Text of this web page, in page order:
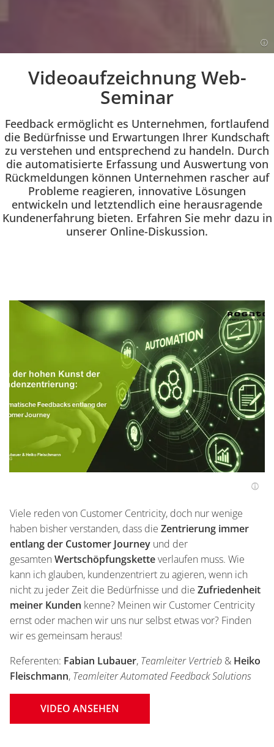
Einleitung
Videoaufzeichnung Web-
Seminar
Feedback ermöglicht es Unternehmen, fortlaufend
die Bedürfnisse und Erwartungen Ihrer Kundschaft
zu verstehen und entsprechend zu handeln. Durch
die automatisierte Erfassung und Auswertung von
Rückmeldungen können Unternehmen rascher auf
Probleme reagieren, innovative Lösungen
entwickeln und letztendlich eine herausragende
Kundenerfahrung bieten. Erfahren Sie mehr dazu in
unserer Online-Diskussion.
Viele reden von Customer Centricity, doch nur wenige
haben bisher verstanden, dass die Zentrierung immer
entlang der Customer Journey und der
gesamten Wertschöpfungsketteverlaufen muss. Wie
kann ich glauben, kundenzentriert zu agieren, wenn ich
nicht zu jeder Zeit die Bedürfnisse und die Zufriedenheit
meiner Kunden kenne? Meinen wir Customer Centricity
ernst oder machen wir uns nur selbst etwas vor? Finden
wir es gemeinsam heraus!
Referenten: Fabian Lubauer, Teamleiter Vertrieb & Heiko
Fleischmann, Teamleiter Automated Feedback Solutions
VIDEO ANSEHEN